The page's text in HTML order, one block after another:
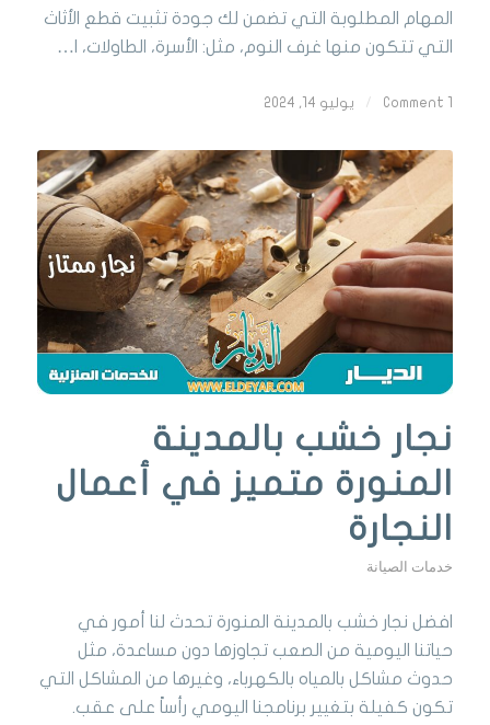
المهام المطلوبة التي تضمن لك جودة تثبيت قطع الأثاث
التي تتكون منها غرف النوم، مثل: الأسرة، الطاولات، ا…
1 Comment
/ يوليو 14, 2024
نجار خشب بالمدينة
المنورة متميز في أعمال
النجارة
خدمات الصيانة
افضل نجار خشب بالمدينة المنورة تحدث لنا أمور في
حياتنا اليومية من الصعب تجاوزها دون مساعدة، مثل
حدوث مشاكل بالمياه بالكهرباء، وغيرها من المشاكل التي
تكون كفيلة بتغيير برنامجنا اليومي رأساً على عقب.